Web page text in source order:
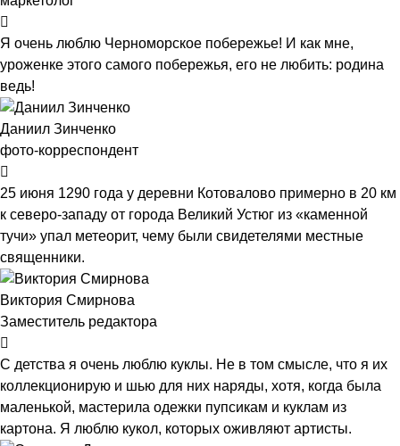
Я очень люблю Черноморское побережье! И как мне,
уроженке этого самого побережья, его не любить: родина
ведь!
Даниил Зинченко
фото-корреспондент
25 июня 1290 года у деревни Котовалово примерно в 20 км
к северо-западу от города Великий Устюг из «каменной
тучи» упал метеорит, чему были свидетелями местные
священники.
Виктория Смирнова
Заместитель редактора
С детства я очень люблю куклы. Не в том смысле, что я их
коллекционирую и шью для них наряды, хотя, когда была
маленькой, мастерила одежки пупсикам и куклам из
картона. Я люблю кукол, которых оживляют артисты.